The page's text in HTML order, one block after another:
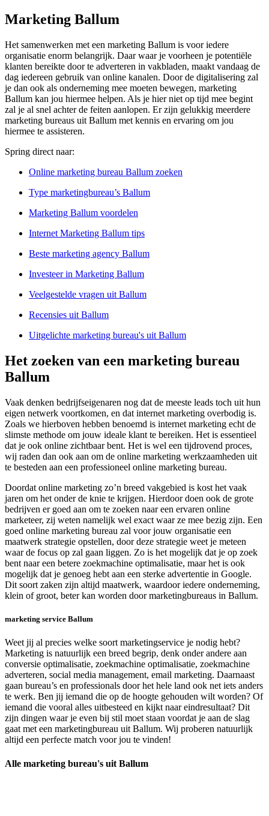
Marketing Ballum
Het samenwerken met een marketing Ballum is voor iedere
organisatie enorm belangrijk. Daar waar je voorheen je potentiële
klanten bereikte door te adverteren in vakbladen, maakt vandaag de
dag iedereen gebruik van online kanalen. Door de digitalisering zal
je dan ook als onderneming mee moeten bewegen, marketing
Ballum kan jou hiermee helpen. Als je hier niet op tijd mee begint
zal je al snel achter de feiten aanlopen. Er zijn gelukkig meerdere
marketing bureaus uit Ballum met kennis en ervaring om jou
hiermee te assisteren.
Spring direct naar:
Online marketing bureau Ballum zoeken
Type marketingbureau’s Ballum
Marketing Ballum voordelen
Internet Marketing Ballum tips
Beste marketing agency Ballum
Investeer in Marketing Ballum
Veelgestelde vragen uit Ballum
Recensies uit Ballum
Uitgelichte marketing bureau's uit Ballum
Het zoeken van een marketing bureau
Ballum
Vaak denken bedrijfseigenaren nog dat de meeste leads toch uit hun
eigen netwerk voortkomen, en dat internet marketing overbodig is.
Zoals we hierboven hebben benoemd is internet marketing echt de
slimste methode om jouw ideale klant te bereiken. Het is essentieel
dat je ook online zichtbaar bent. Het is wel een tijdrovend proces,
wij raden dan ook aan om de online marketing werkzaamheden uit
te besteden aan een professioneel online marketing bureau.
Doordat online marketing zo’n breed vakgebied is kost het vaak
jaren om het onder de knie te krijgen. Hierdoor doen ook de grote
bedrijven er goed aan om te zoeken naar een ervaren online
marketeer, zij weten namelijk wel exact waar ze mee bezig zijn. Een
goed online marketing bureau zal voor jouw organisatie een
maatwerk strategie opstellen, door deze strategie weet je meteen
waar de focus op zal gaan liggen. Zo is het mogelijk dat je op zoek
bent naar een betere zoekmachine optimalisatie, maar het is ook
mogelijk dat je genoeg hebt aan een sterke advertentie in Google.
Dit soort zaken zijn altijd maatwerk, waardoor iedere onderneming,
klein of groot, beter kan worden door marketingbureaus in Ballum.
marketing service Ballum
Weet jij al precies welke soort marketingservice je nodig hebt?
Marketing is natuurlijk een breed begrip, denk onder andere aan
conversie optimalisatie, zoekmachine optimalisatie, zoekmachine
adverteren, social media management, email marketing. Daarnaast
gaan bureau’s en professionals door het hele land ook net iets anders
te werk. Ben jij iemand die op de hoogte gehouden wilt worden? Of
iemand die vooral alles uitbesteed en kijkt naar eindresultaat? Dit
zijn dingen waar je even bij stil moet staan voordat je aan de slag
gaat met een marketingbureau uit Ballum. Wij proberen natuurlijk
altijd een perfecte match voor jou te vinden!
Alle marketing bureau's uit Ballum